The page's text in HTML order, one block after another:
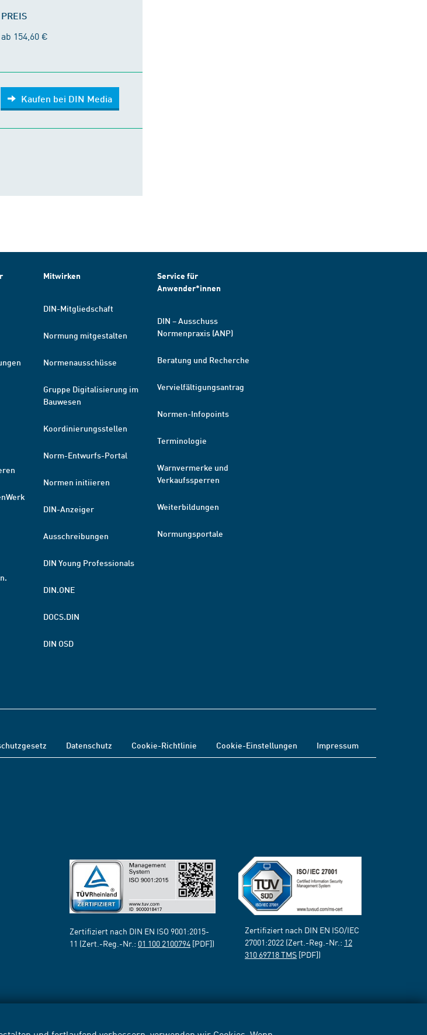
PREIS
ab 154,60 €
Kaufen bei DIN Media
Mitwirken
DIN-Mitgliedschaft
Normung mitgestalten
Normenausschüsse
Gruppe Digitalisierung im
Bauwesen
Koordinierungsstellen
Norm-Entwurfs-Portal
Normen initiieren
DIN-Anzeiger
Ausschreibungen
DIN Young Professionals
DIN.ONE
DOCS.DIN
DIN OSD
Service für
Anwender*innen
DIN – Ausschuss
Normenpraxis (ANP)
Beratung und Recherche
Vervielfältigungsantrag
Normen-Infopoints
Terminologie
Warnvermerke und
Verkaufssperren
Weiterbildungen
Normungsportale
Datenschutz Cookie-Richtlinie Cookie-Einstellungen Impressum
Zertifiziert nach DIN EN ISO 9001:2015-
11 (Zert.-Reg.-Nr.: 01 100 2100794 [PDF])
Zertifiziert nach DIN EN ISO/IEC
27001:2022 (Zert.-Reg.-Nr.: 12
310 69718 TMS [PDF])